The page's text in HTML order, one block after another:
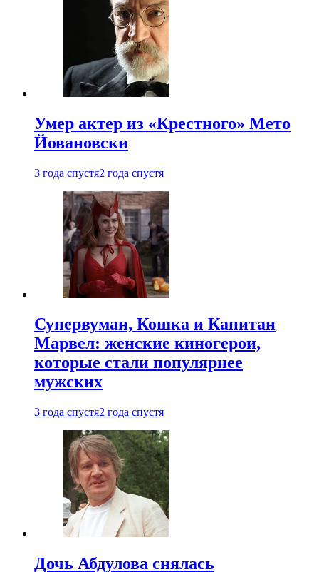
Умер актер из «Крестного» Мето
Йовановски
3 года спустя2 года спустя
Супервуман, Кошка и Капитан
Марвел: женские киногерои,
которые стали популярнее
мужских
3 года спустя2 года спустя
Дочь Абдулова снялась